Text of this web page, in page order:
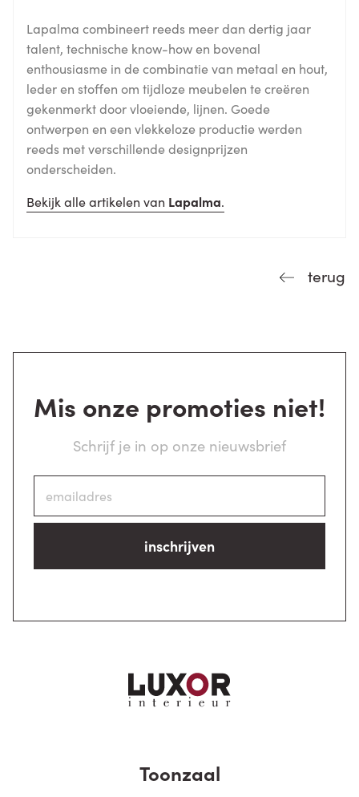
Lapalma combineert reeds meer dan dertig jaar
talent, technische know-how en bovenal
enthousiasme in de combinatie van metaal en hout,
leder en stoffen om tijdloze meubelen te creëren
gekenmerkt door vloeiende, lijnen. Goede
ontwerpen en een vlekkeloze productie werden
reeds met verschillende designprijzen
onderscheiden.
Bekijk alle artikelen van Lapalma.
terug
Mis onze promoties niet!
Schrijf je in op onze nieuwsbrief
inschrijven
Toonzaal